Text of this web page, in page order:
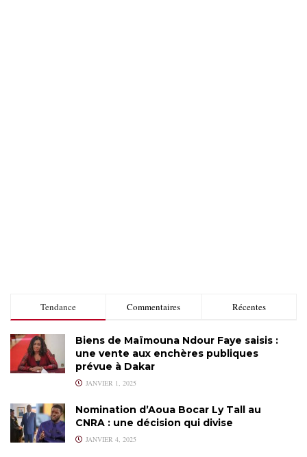
Tendance Commentaires Récentes
Biens de Maïmouna Ndour Faye saisis :
une vente aux enchères publiques
prévue à Dakar
JANVIER 1, 2025
Nomination d’Aoua Bocar Ly Tall au
CNRA : une décision qui divise
JANVIER 4, 2025